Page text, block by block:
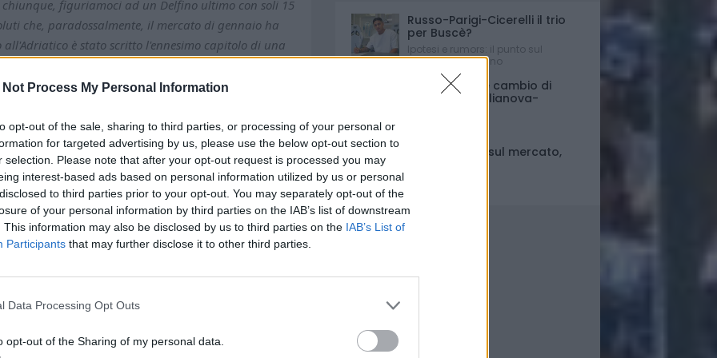
Not Process My Personal Information
opt-out of the sale, sharing to third parties, or processing of your personal or
for targeted advertising by us, please use the below opt-out section to
selection. Please note that after your opt-out request is processed you may
interest-based ads based on personal information utilized by us or personal
to third parties prior to your opt-out. You may separately opt-out of the
of your personal information by third parties on the IAB’s list of downstream
This information may also be disclosed by us to third parties on the IAB’s List of
Participants that may further disclose it to other third parties.
Data Processing Opt Outs
opt-out of the Sharing of my personal data.
figuriamoci ad un Delfino ultimo con soli 15
che, paradossalmente, il mercato di gennaio ha
è stato scritto l'ennesimo capitolo di una
a mantenere perfetta la media di 2 gol presi a
sconfitta in assoluto e la sesta nell'impianto
è la peggiore retroguardia di tutti i campionati
evidente che così non si può andare da nessuna
abbandonata dopo 4 anni. Il ko contro le Aquile
incolla delle altre partite, perchè qualche novità c'è
è stato regalato tutto il primo tempo ad un
di qualità, che con grande facilità ha approfittato
e distanze tra i reparti e che era stata
ma con Olzer terminale offensivo supportato a
in particolare un pesce fuor d'acqua.
solo al 60', Russo - il centravanti arrivato a
almeno è di ruolo - fuori per tutta la gara: perchè?
roimantico nella nuova notte da incuboi pescarese.
sindacale di sforzo volitivo della truppa non
Russo-Parigi-Cicerelli il trio
per Buscè?
Ipotesi e rumors: il punto sul
mercato del Delfino
Porte chiuse e cambio di
orario per Giulianova-
Fase di stallo sul mercato,